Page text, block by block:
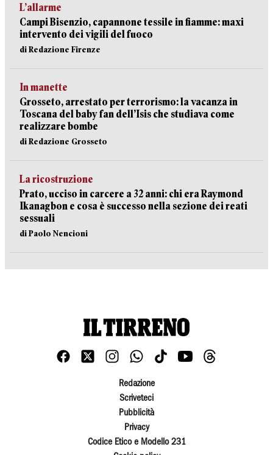
L’allarme
Campi Bisenzio, capannone tessile in fiamme: maxi
intervento dei vigili del fuoco
di Redazione Firenze
In manette
Grosseto, arrestato per terrorismo: la vacanza in
Toscana del baby fan dell’Isis che studiava come
realizzare bombe
di Redazione Grosseto
La ricostruzione
Prato, ucciso in carcere a 32 anni: chi era Raymond
Ikanagbon e cosa è successo nella sezione dei reati
sessuali
di Paolo Nencioni
Redazione
Scriveteci
Pubblicità
Privacy
Codice Etico e Modello 231